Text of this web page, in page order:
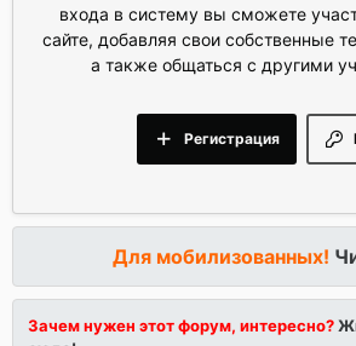
входа в систему вы сможете
сайте, добавляя свои собственные
а также общаться с другими
Регистрация
Для мобилизованных!
Зачем нужен этот форум, интересно?